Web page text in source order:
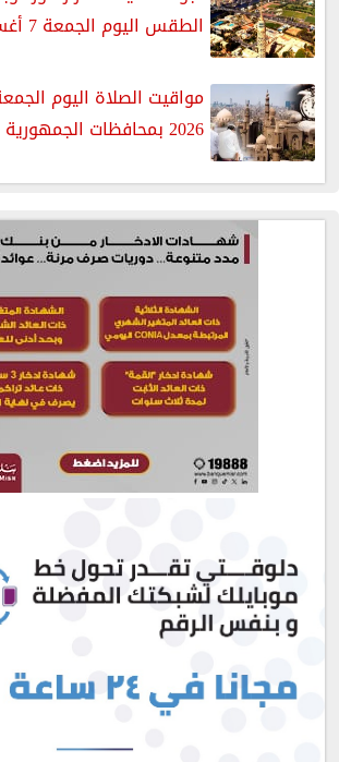
الطقس اليوم الجمعة 7 أغسطس 2026
2026 بمحافظات الجمهورية